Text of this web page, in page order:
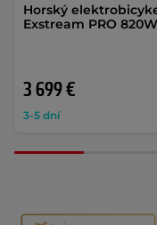
Horský
Exstream PRO
3 699 €
3-5 dní